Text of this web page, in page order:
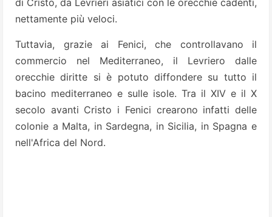
di Cristo, da Levrieri asiatici con le orecchie cadenti,
nettamente più veloci.
Tuttavia, grazie ai Fenici, che controllavano il
commercio nel Mediterraneo, il Levriero dalle
orecchie diritte si è potuto diffondere su tutto il
bacino mediterraneo e sulle isole. Tra il XIV e il X
secolo avanti Cristo i Fenici crearono infatti delle
colonie a Malta, in Sardegna, in Sicilia, in Spagna e
nell'Africa del Nord.